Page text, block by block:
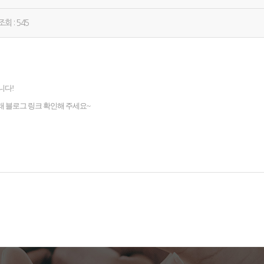
회 : 545
다!
블로그 링크 확인해 주세요~